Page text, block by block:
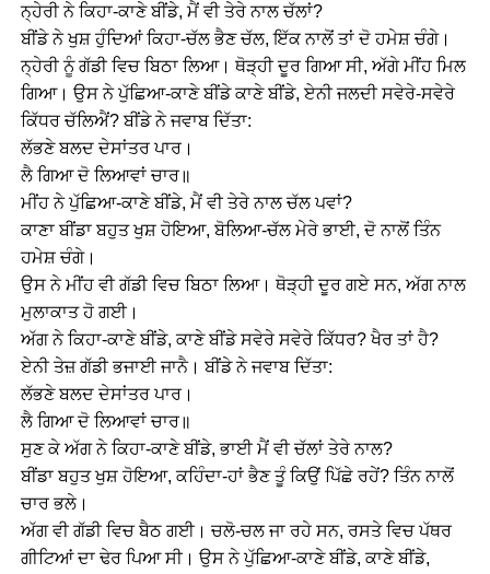
ਨ੍ਹੇਰੀ ਨੇ ਕਿਹਾ-ਕਾਣੇ ਬੀਂਡੇ, ਮੈਂ ਵੀ ਤੇਰੇ ਨਾਲ ਚੱਲਾਂ?
ਬੀਂਡੇ ਨੇ ਖੁਸ਼ ਹੁੰਦਿਆਂ ਕਿਹਾ-ਚੱਲ ਭੈਣ ਚੱਲ, ਇੱਕ ਨਾਲੋਂ ਤਾਂ ਦੋ ਹਮੇਸ਼ ਚੰਗੇ।
ਨ੍ਹੇਰੀ ਨੂੰ ਗੱਡੀ ਵਿਚ ਬਿਠਾ ਲਿਆ। ਥੋੜ੍ਹੀ ਦੂਰ ਗਿਆ ਸੀ, ਅੱਗੇ ਮੀਂਹ ਮਿਲ
ਗਿਆ। ਉਸ ਨੇ ਪੁੱਛਿਆ-ਕਾਣੇ ਬੀਂਡੇ ਕਾਣੇ ਬੀਂਡੇ, ਏਨੀ ਜਲਦੀ ਸਵੇਰੇ-ਸਵੇਰੇ
ਕਿੱਧਰ ਚੱਲਿਐਂ? ਬੀਂਡੇ ਨੇ ਜਵਾਬ ਦਿੱਤਾ:
ਲੱਭਣੇ ਬਲਦ ਦੇਸਾਂਤਰ ਪਾਰ।
ਲੈ ਗਿਆ ਦੋ ਲਿਆਵਾਂ ਚਾਰ॥
ਮੀਂਹ ਨੇ ਪੁੱਛਿਆ-ਕਾਣੇ ਬੀਂਡੇ, ਮੈਂ ਵੀ ਤੇਰੇ ਨਾਲ ਚੱਲ ਪਵਾਂ?
ਕਾਣਾ ਬੀਂਡਾ ਬਹੁਤ ਖੁਸ਼ ਹੋਇਆ, ਬੋਲਿਆ-ਚੱਲ ਮੇਰੇ ਭਾਈ, ਦੋ ਨਾਲੋਂ ਤਿੰਨ
ਹਮੇਸ਼ ਚੰਗੇ।
ਉਸ ਨੇ ਮੀਂਹ ਵੀ ਗੱਡੀ ਵਿਚ ਬਿਠਾ ਲਿਆ। ਥੋੜ੍ਹੀ ਦੂਰ ਗਏ ਸਨ, ਅੱਗ ਨਾਲ
ਮੁਲਾਕਾਤ ਹੋ ਗਈ।
ਅੱਗ ਨੇ ਕਿਹਾ-ਕਾਣੇ ਬੀਂਡੇ, ਕਾਣੇ ਬੀਂਡੇ ਸਵੇਰੇ ਸਵੇਰੇ ਕਿੱਧਰ? ਖੈਰ ਤਾਂ ਹੈ?
ਏਨੀ ਤੇਜ਼ ਗੱਡੀ ਭਜਾਈ ਜਾਨੈ। ਬੀਂਡੇ ਨੇ ਜਵਾਬ ਦਿੱਤਾ:
ਲੱਭਣੇ ਬਲਦ ਦੇਸਾਂਤਰ ਪਾਰ।
ਲੈ ਗਿਆ ਦੋ ਲਿਆਵਾਂ ਚਾਰ॥
ਸੁਣ ਕੇ ਅੱਗ ਨੇ ਕਿਹਾ-ਕਾਣੇ ਬੀਂਡੇ, ਭਾਈ ਮੈਂ ਵੀ ਚੱਲਾਂ ਤੇਰੇ ਨਾਲ?
ਬੀਂਡਾ ਬਹੁਤ ਖੁਸ਼ ਹੋਇਆ, ਕਹਿੰਦਾ-ਹਾਂ ਭੈਣ ਤੂੰ ਕਿਉਂ ਪਿੱਛੇ ਰਹੇਂ? ਤਿੰਨ ਨਾਲੋਂ
ਚਾਰ ਭਲੇ।
ਅੱਗ ਵੀ ਗੱਡੀ ਵਿਚ ਬੈਠ ਗਈ। ਚਲੋ-ਚਲ ਜਾ ਰਹੇ ਸਨ, ਰਸਤੇ ਵਿਚ ਪੱਥਰ
ਗੀਟਿਆਂ ਦਾ ਢੇਰ ਪਿਆ ਸੀ। ਉਸ ਨੇ ਪੁੱਛਿਆ-ਕਾਣੇ ਬੀਂਡੇ, ਕਾਣੇ ਬੀਂਡੇ,